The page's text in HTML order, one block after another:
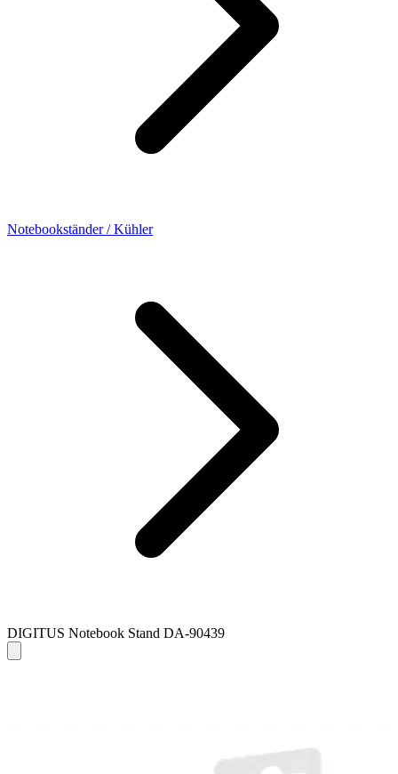
Notebookständer / Kühler
DIGITUS Notebook Stand DA-90439